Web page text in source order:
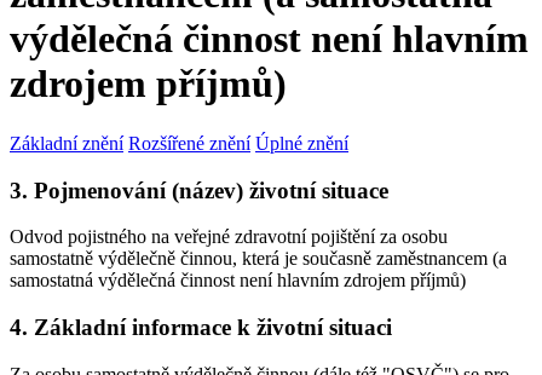
výdělečná činnost není hlavním
zdrojem příjmů)
Základní znění Rozšířené znění Úplné znění
3. Pojmenování (název) životní situace
Odvod pojistného na veřejné zdravotní pojištění za osobu
samostatně výdělečně činnou, která je současně zaměstnancem (a
samostatná výdělečná činnost není hlavním zdrojem příjmů)
4. Základní informace k životní situaci